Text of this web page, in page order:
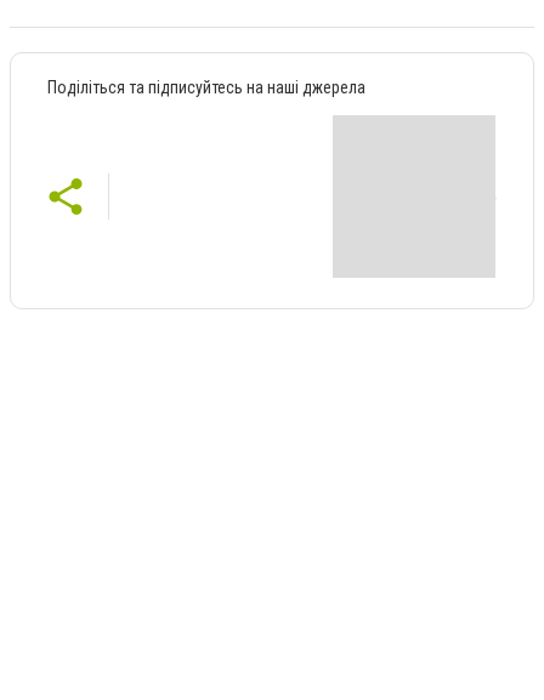
Поділіться та підписуйтесь на наші джерела